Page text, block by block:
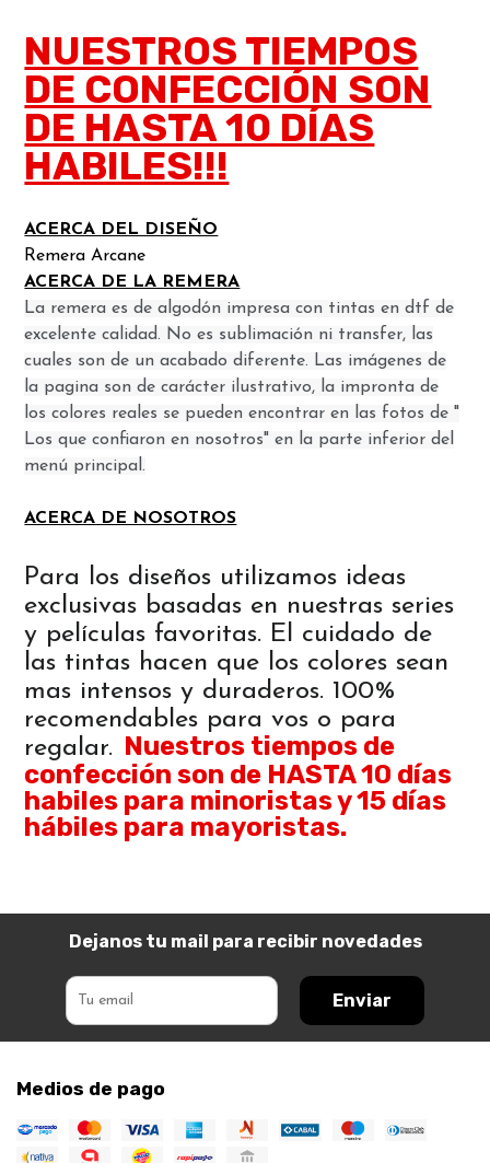
NUESTROS TIEMPOS
DE CONFECCIÓN SON
DE HASTA 10 DÍAS
HABILES!!!
ACERCA DEL DISEÑO
Remera Arcane
ACERCA DE LA REMERA
La remera es de algodón impresa con tintas en dtf de
excelente calidad. No es sublimación ni transfer, las
cuales son de un acabado diferente. Las imágenes de
la pagina son de carácter ilustrativo, la impronta de
los colores reales se pueden encontrar en las fotos de "
Los que confiaron en nosotros" en la parte inferior del
menú principal.
ACERCA DE NOSOTROS
Para los diseños utilizamos ideas
exclusivas basadas en nuestras series
y películas favoritas. El cuidado de
las tintas hacen que los colores sean
mas intensos y duraderos. 100%
recomendables para vos o para
regalar. Nuestros tiempos de
confección son de HASTA 10 días
habiles para minoristas y 15 días
hábiles para mayoristas.
Dejanos tu mail para recibir novedades
Enviar
Medios de pago